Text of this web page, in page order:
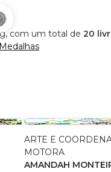
com um total de 20
ARTE E
MOTORA
AMANDAH